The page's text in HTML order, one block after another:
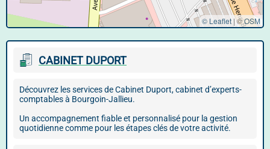
© Leaflet |©OSM
CABINET DUPORT
Découvrez les services de Cabinet Duport, cabinet d’experts-
comptables à Bourgoin-Jallieu.
Un accompagnement fiable et personnalisé pour la gestion
quotidienne comme pour les étapes clés de votre activité.